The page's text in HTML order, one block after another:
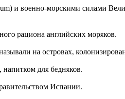
и военно-морскими силами
рациона английских моряков.
на островах,
для бедняков.
Испании.